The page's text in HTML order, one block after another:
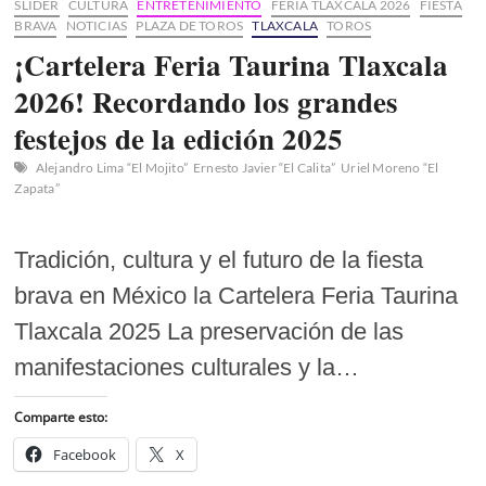
SLIDER CULTURA ENTRETENIMIENTO FERIA TLAXCALA 2026
FIESTA
BRAVA
NOTICIAS PLAZA DE TOROS TLAXCALA TOROS
¡Cartelera Feria Taurina Tlaxcala
2026! Recordando los grandes
festejos de la edición 2025
Alejandro Lima “El Mojito” Ernesto Javier “El Calita” Uriel Moreno “El
Zapata”
Tradición, cultura y el futuro de la fiesta
brava en México la Cartelera Feria Taurina
Tlaxcala 2025 La preservación de las
manifestaciones culturales y la…
Comparte esto:
Facebook X